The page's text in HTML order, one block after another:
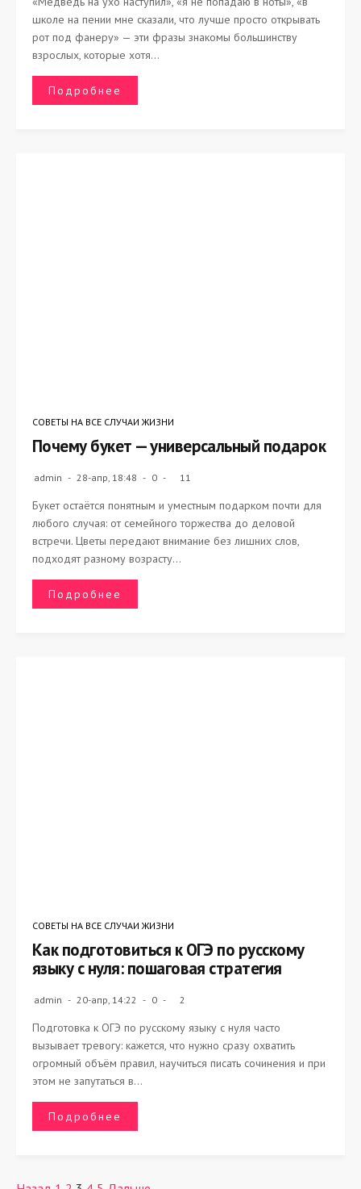
школе на пении мне сказали, что лучше просто открывать
рот под фанеру» — эти фразы знакомы большинству
взрослых, которые хотя...
Подробнее
СОВЕТЫ НА ВСЕ СЛУЧАИ ЖИЗНИ
Почему букет — универсальный подарок
admin 28-апр, 18:48 0 11
Букет остаётся понятным и уместным подарком почти для
любого случая: от семейного торжества до деловой
встречи. Цветы передают внимание без лишних слов,
подходят разному возрасту...
Подробнее
СОВЕТЫ НА ВСЕ СЛУЧАИ ЖИЗНИ
Как подготовиться к ОГЭ по русскому
языку с нуля: пошаговая стратегия
admin 20-апр, 14:22 0 2
Подготовка к ОГЭ по русскому языку с нуля часто
вызывает тревогу: кажется, что нужно сразу охватить
огромный объём правил, научиться писать сочинения и при
этом не запутаться в...
Подробнее